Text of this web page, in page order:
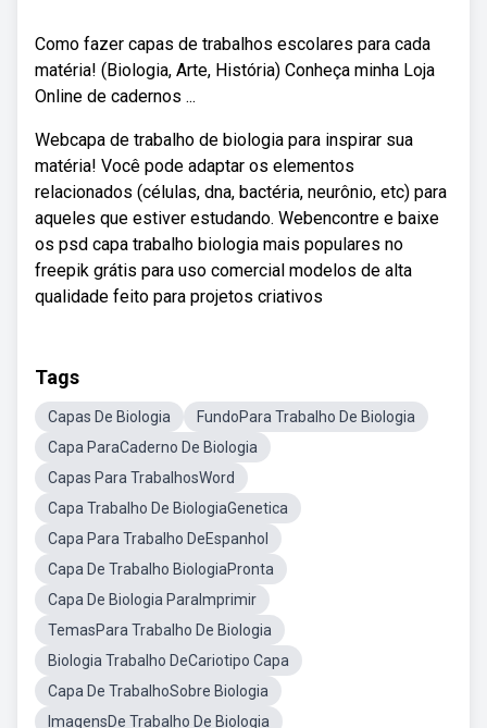
Como fazer capas de trabalhos escolares para cada
matéria! (Biologia, Arte, História) Conheça minha Loja
Online de cadernos ...
Webcapa de trabalho de biologia para inspirar sua
matéria! Você pode adaptar os elementos
relacionados (células, dna, bactéria, neurônio, etc) para
aqueles que estiver estudando. Webencontre e baixe
os psd capa trabalho biologia mais populares no
freepik grátis para uso comercial modelos de alta
qualidade feito para projetos criativos
Tags
Capas De Biologia
FundoPara Trabalho De Biologia
Capa ParaCaderno De Biologia
Capas Para TrabalhosWord
Capa Trabalho De BiologiaGenetica
Capa Para Trabalho DeEspanhol
Capa De Trabalho BiologiaPronta
Capa De Biologia ParaImprimir
TemasPara Trabalho De Biologia
Biologia Trabalho DeCariotipo Capa
Capa De TrabalhoSobre Biologia
ImagensDe Trabalho De Biologia